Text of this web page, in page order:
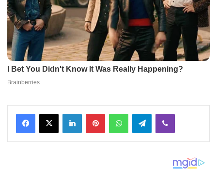
Facebook
X LinkedInPinterestWhatsAppTelegramViber